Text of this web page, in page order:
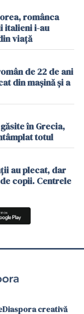
românca
italieni i-au
viață
de 22 de ani
din mașină și a
în Grecia,
totul
au plecat, dar
copii. Centrele
Diaspora creativă